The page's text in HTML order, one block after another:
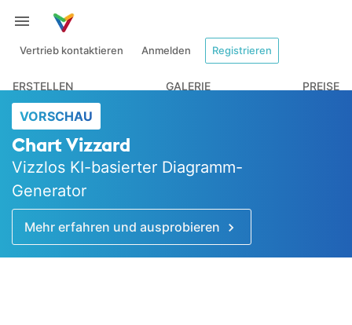
Vertrieb kontaktieren Anmelden Registrieren
ERSTELLEN GALERIE PREISE
VORSCHAU
Chart Vizzard
Vizzlos KI-basierter Diagramm-
Generator
Mehr erfahren und ausprobieren